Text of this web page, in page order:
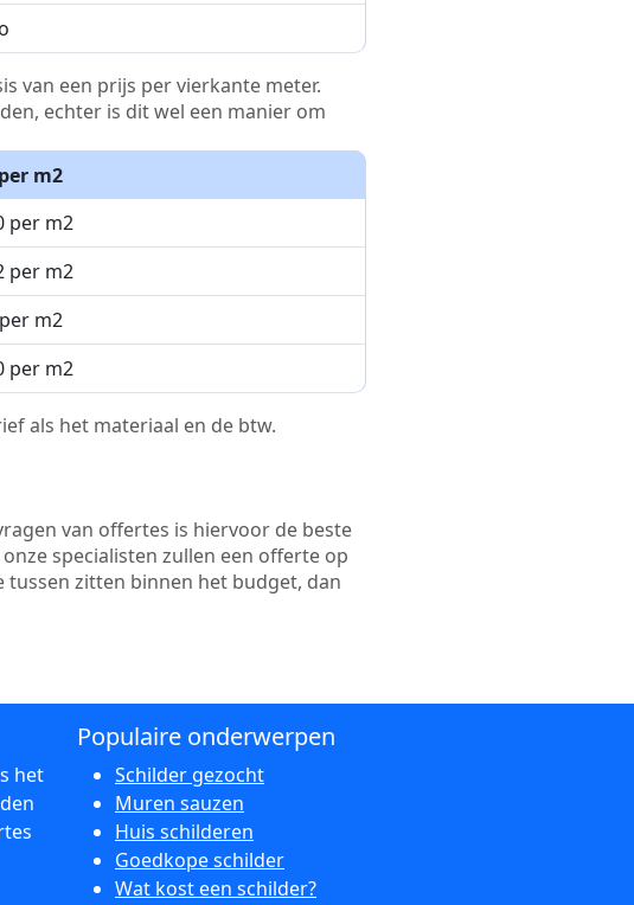
van een prijs per vierkante meter.
echter is dit wel een manier om
m2
per m2
per m2
m2
per m2
als het materiaal en de btw.
van offertes is hiervoor de beste
specialisten zullen een offerte op
zitten binnen het budget, dan
het
Populaire onderwerpen
Schilder gezocht
Muren sauzen
Huis schilderen
Goedkope schilder
Wat kost een schilder?